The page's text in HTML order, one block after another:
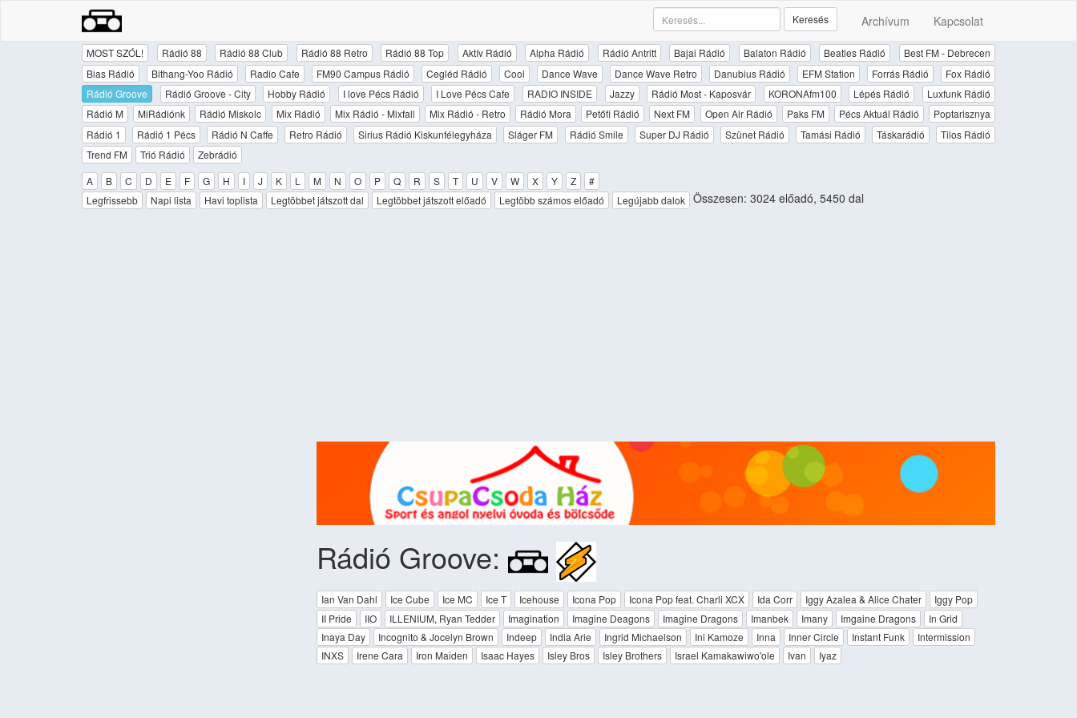
Archívum Kapcsolat
Keresés
MOST SZÓL! Rádió 88 Rádió 88 Club Rádió 88 Retro Rádió 88 Top Aktív Rádió Alpha Rádió Rádió Antritt Bajai Rádió Balaton Rádió Beatles Rádió
Best FM - Debrecen
Bias Rádió
Bithang-Yoo Rádió Radio Cafe FM90 Campus Rádió Cegléd Rádió Cool Dance Wave Dance Wave Retro Danubius Rádió EFM Station Forrás Rádió
Fox Rádió
Rádió Groove
Rádió Groove - City Hobby Rádió I love Pécs Rádió I Love Pécs Cafe RADIO INSIDE Jazzy Rádió Most - Kaposvár KORONAfm100 Lépés Rádió
Luxfunk Rádió
Rádió M
MiRádiónk Rádió Miskolc Mix Rádió Mix Rádió - Mixfall Mix Rádió - Retro Rádió Mora Petőfi Rádió Next FM Open Air Rádió Paks FM Pécs Aktuál Rádió
Poptarisznya
Rádió 1
Rádió 1 Pécs Rádió N Caffe Retro Rádió Sirius Rádió Kiskunfélegyháza Sláger FM Rádió Smile Super DJ Rádió Szünet Rádió Tamási Rádió Táskarádió
Tilos Rádió
Trend FM
Trió Rádió
Zebrádió
A
B C D E F G H I J K L M N O P Q R S T U V W X Y Z
#
Legfrissebb
Napi lista Havi toplista Legtöbbet játszott dal Legtöbbet játszott előadó Legtöbb számos előadó Legújabb dalok Összesen: 3024 előadó, 5450 dal
Rádió Groove:
Ian Van Dahl Ice Cube Ice MC Ice T Icehouse Icona Pop Icona Pop feat. Charli XCX Ida Corr Iggy Azalea & Alice Chater
Iggy Pop
II Pride
IIO ILLENIUM, Ryan Tedder Imagination Imagine Deagons Imagine Dragons Imanbek Imany Imgaine Dragons
In Grid
Inaya Day
Incognito & Jocelyn Brown Indeep India Arie Ingrid Michaelson Ini Kamoze Inna Inner Circle Instant Funk
Intermission
INXS
Irene Cara Iron Maiden Isaac Hayes Isley Bros Isley Brothers Israel Kamakawiwo'ole Ivan Iyaz